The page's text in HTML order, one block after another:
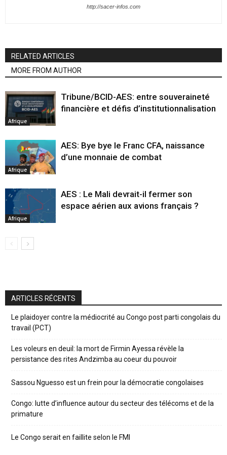
http://sacer-infos.com
RELATED ARTICLES
MORE FROM AUTHOR
Afrique
Tribune/BCID-AES: entre souveraineté
financière et défis d’institutionnalisation
Afrique
AES: Bye bye le Franc CFA, naissance
d’une monnaie de combat
Afrique
AES : Le Mali devrait-il fermer son
espace aérien aux avions français ?
ARTICLES RÉCENTS
Le plaidoyer contre la médiocrité au Congo post parti congolais du
travail (PCT)
Les voleurs en deuil: la mort de Firmin Ayessa révèle la
persistance des rites Andzimba au coeur du pouvoir
Sassou Nguesso est un frein pour la démocratie congolaises
Congo: lutte d’influence autour du secteur des télécoms et de la
primature
Le Congo serait en faillite selon le FMI